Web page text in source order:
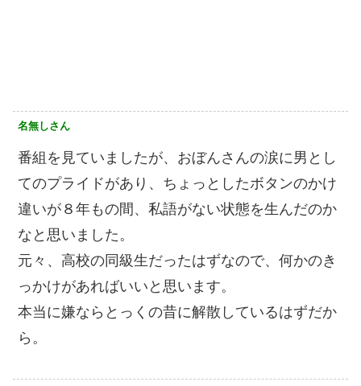
名無しさん
番組を見ていましたが、おぼんさんの涙に男とし
てのプライドがあり、ちょっとしたボタンのかけ
違いが８年もの間、私語がない状態を生んだのか
なと思いました。
元々、高校の同級生だったはずなので、何かのき
っかけがあればいいと思います。
本当に嫌ならとっくの昔に解散しているはずだか
ら。